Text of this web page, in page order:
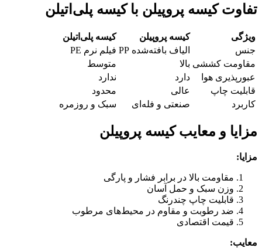
تفاوت کیسه پروپیلن با کیسه پلی‌اتیلن
ویژگی کیسه پروپیلن
کیسه پلی‌اتیلن
جنس
الیاف بافته‌شده PP
فیلم نرم PE
مقاومت کششی بالا
متوسط
عبورپذیری هوا
دارد
ندارد
قابلیت چاپ
عالی
محدود
کاربرد
صنعتی و فله‌ای سبک و روزمره
مزایا و معایب کیسه پروپیلن
مزایا:
مقاومت بالا در برابر فشار و پارگی
وزن سبک و حمل آسان
قابلیت چاپ چندرنگ
ضد رطوبت و مقاوم در محیط‌های مرطوب
قیمت اقتصادی
معایب: